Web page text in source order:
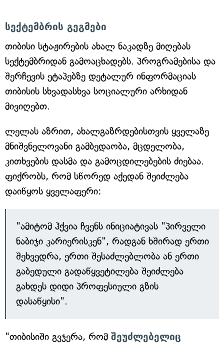
სექტემბრის გეგმები
თიბისი სტაჟირების ახალ ნაკადზე მიღებას
სექტემბრიდან გამოაცხადებს. პროგრამებისა და
შერჩევის ეტაპებზე დეტალურ ინფორმაციას
თიბისის სხვადასხვა სოციალური არხიდან
მივიღებთ.
ლელას აზრით, ახალგაზრდებისთვის ყველაზე
მნიშვნელოვანი გამბედაობა, მცდელობა,
კითხვების დასმა და გამოცდილებების ძიებაა.
ფიქრობს, რომ სწორედ აქედან შეიძლება
დაიწყოს ყველაფერი:
"ამიტომ ჰქვია ჩვენს ინიციატივას "პირველი
ნაბიჯი კარიერისკენ", რადგან ხშირად ერთი
შეხვედრა, ერთი შესაძლებლობა ან ერთი
გაბედული გადაწყვეტილება შეიძლება
გახდეს დიდი პროფესიული გზის
დასაწყისი".
"თიბისიში გვჯერა, რომ შეუძლებელიც